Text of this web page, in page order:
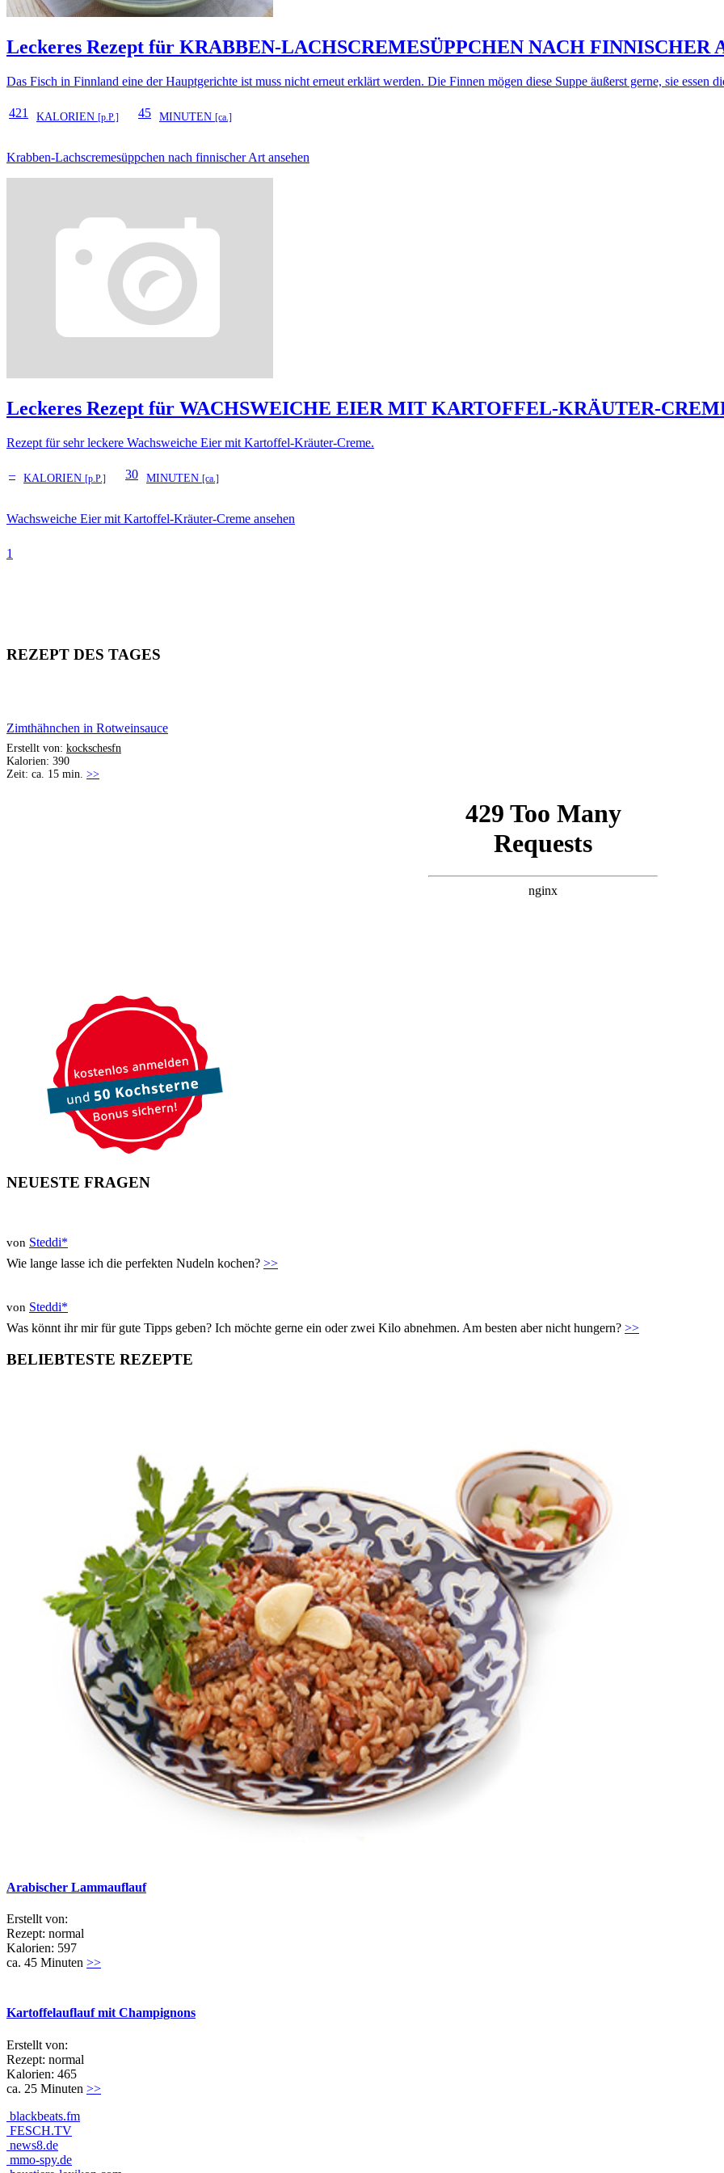
Leckeres Rezept für KRABBEN-LACHSCREMESÜPPCHEN NACH FINNISCHER
Das Fisch in Finnland eine der Hauptgerichte ist muss nicht erneut erklärt werden. Die Finnen mögen diese Suppe äußerst gerne, sie essen
421 KALORIEN [p.P.] 45 MINUTEN [ca.]
Krabben-Lachscremesüppchen nach finnischer Art ansehen
Leckeres Rezept für WACHSWEICHE EIER MIT KARTOFFEL-KRÄUTER-
Rezept für sehr leckere Wachsweiche Eier mit Kartoffel-Kräuter-Creme.
– KALORIEN [p.P.] 30 MINUTEN [ca.]
Wachsweiche Eier mit Kartoffel-Kräuter-Creme ansehen
1
REZEPT DES TAGES
Zimthähnchen in Rotweinsauce
Erstellt von: kockschesfn
Kalorien: 390
Zeit: ca. 15 min. >>
NEUESTE FRAGEN
von Steddi*
Wie lange lasse ich die perfekten Nudeln kochen? >>
von Steddi*
Was könnt ihr mir für gute Tipps geben? Ich möchte gerne ein oder zwei Kilo abnehmen. Am besten aber nicht hungern? >>
BELIEBTESTE REZEPTE
Arabischer Lammauflauf
Erstellt von:
Rezept: normal
Kalorien: 597
ca. 45 Minuten >>
Kartoffelauflauf mit Champignons
Erstellt von:
Rezept: normal
Kalorien: 465
ca. 25 Minuten >>
blackbeats.fm
FESCH.TV
news8.de
mmo-spy.de